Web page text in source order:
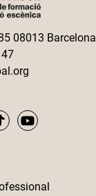
08013 Barcelona